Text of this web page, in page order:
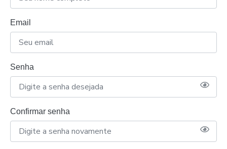
Email
Senha
Confirmar senha